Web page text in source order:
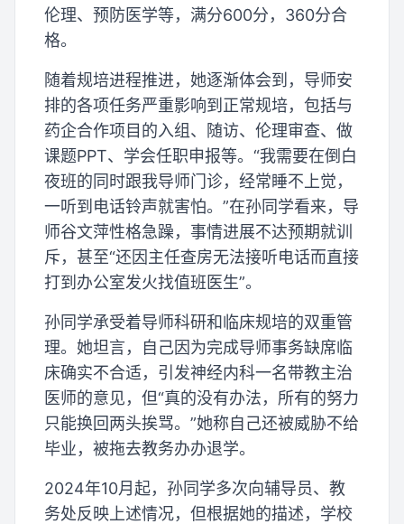
伦理、预防医学等，满分600分，360分合
格。
随着规培进程推进，她逐渐体会到，导师安
排的各项任务严重影响到正常规培，包括与
药企合作项目的入组、随访、伦理审查、做
课题PPT、学会任职申报等。“我需要在倒白
夜班的同时跟我导师门诊，经常睡不上觉，
一听到电话铃声就害怕。”在孙同学看来，导
师谷文萍性格急躁，事情进展不达预期就训
斥，甚至“还因主任查房无法接听电话而直接
打到办公室发火找值班医生”。
孙同学承受着导师科研和临床规培的双重管
理。她坦言，自己因为完成导师事务缺席临
床确实不合适，引发神经内科一名带教主治
医师的意见，但“真的没有办法，所有的努力
只能换回两头挨骂。”她称自己还被威胁不给
毕业，被拖去教务办办退学。
2024年10月起，孙同学多次向辅导员、教
务处反映上述情况，但根据她的描述，学校